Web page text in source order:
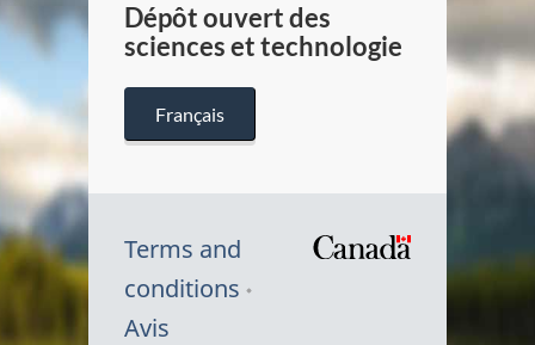
Dépôt ouvert des
sciences et technologie
Français
Terms and
conditions
Avis
Symbole